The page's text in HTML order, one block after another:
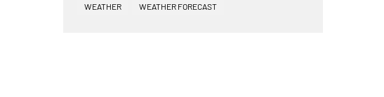
WEATHER WEATHER FORECAST